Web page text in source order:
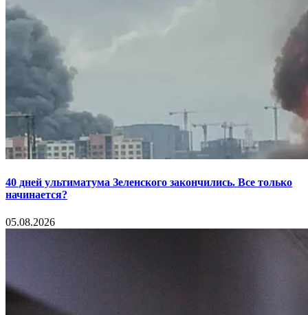
40 дней ультиматума Зеленского закончились. Все только
начинается?
05.08.2026